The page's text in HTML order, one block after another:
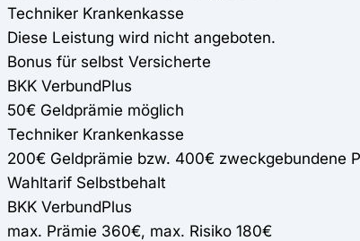
Techniker Krankenkasse
Diese Leistung wird nicht angeboten.
Bonus für selbst Versicherte
BKK VerbundPlus
50€ Geldprämie möglich
Techniker Krankenkasse
200€ Geldprämie bzw. 400€ zweckgebundene
Wahltarif Selbstbehalt
BKK VerbundPlus
max. Prämie 360€, max. Risiko 180€